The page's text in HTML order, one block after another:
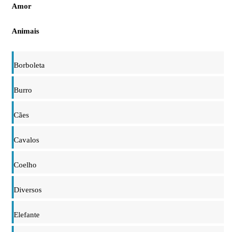
Amor
Animais
Borboleta
Burro
Cães
Cavalos
Coelho
Diversos
Elefante